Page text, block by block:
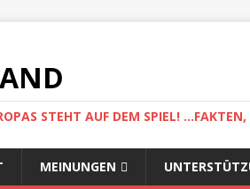
STEHT AUF DEM SPIEL!
MEINUNGEN